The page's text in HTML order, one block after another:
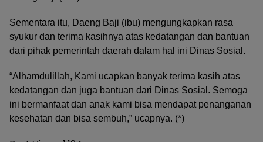
Sementara itu, Daeng Baji (ibu) mengungkapkan rasa
syukur dan terima kasihnya atas kedatangan dan bantuan
dari pihak pemerintah daerah dalam hal ini Dinas Sosial.
“Alhamdulillah, Kami ucapkan banyak terima kasih atas
kedatangan dan juga bantuan dari Dinas Sosial. Semoga
ini bermanfaat dan anak kami bisa mendapat penanganan
kesehatan dan bisa sembuh,” ucapnya. (*)